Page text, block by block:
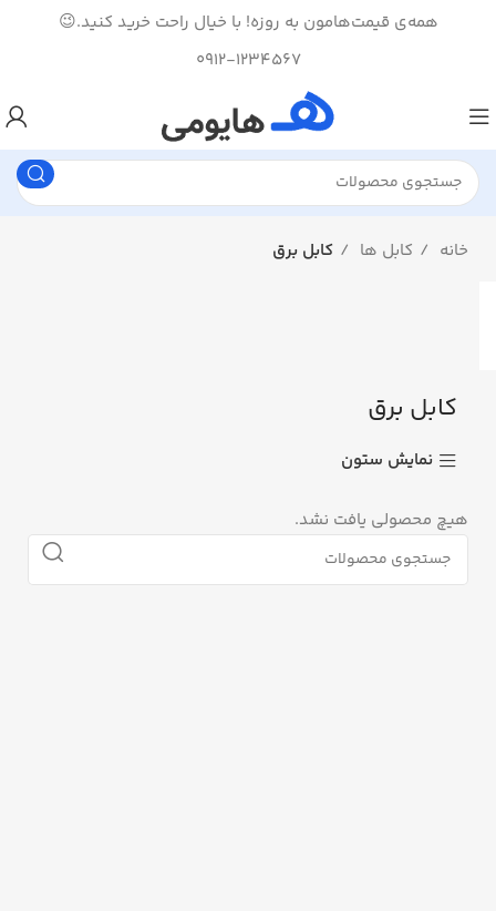
همه‌ی قیمت‌هامون به روزه! با خیال راحت خرید کنید.😉
0912-1234567
خانه کابل ها کابل برق
کابل برق
نمایش ستون
هیچ محصولی یافت نشد.